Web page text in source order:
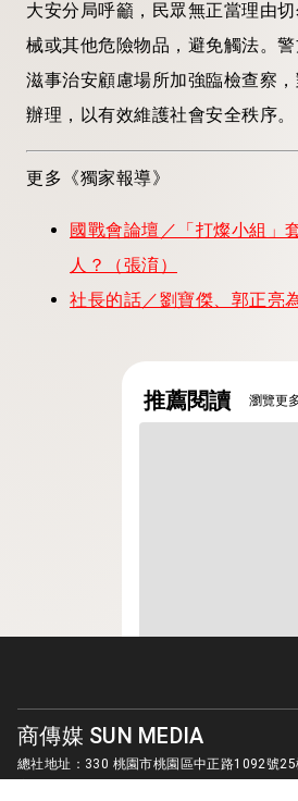
大安分局呼籲，民眾無正當理由
械或其他危險物品，避免觸法。
滋事治安顧慮場所加強臨檢查察
辦理，以有效維護社會安全秩序。
更多《獨家報導》
國戰會論壇／「打燦小組」
人？（張淯）
社長的話／劉寶傑、郭正亮
推薦閱讀 瀏覽更
商傳媒 SUN MEDIA
總社地址：330 桃園市桃園區中正路1092號25